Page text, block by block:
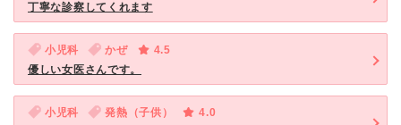
丁寧な診察してくれます
小児科 かぜ
4.5
優しい女医さんです。
小児科 発熱（子供）
4.0